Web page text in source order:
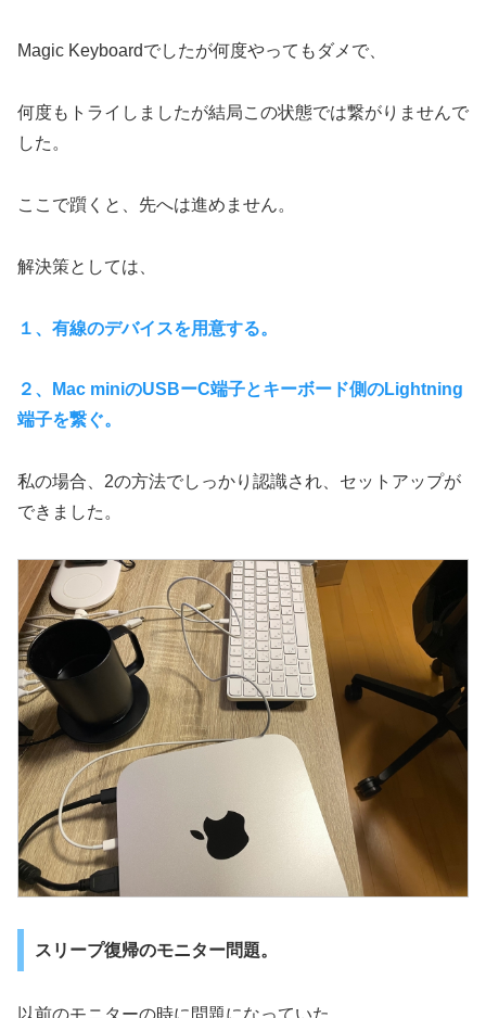
Magic Keyboardでしたが何度やってもダメで、
何度もトライしましたが結局この状態では繋がりませんで
した。
ここで躓くと、先へは進めません。
解決策としては、
１、有線のデバイスを用意する。
２、Mac miniのUSBーC端子とキーボード側のLightning
端子を繋ぐ。
私の場合、2の方法でしっかり認識され、セットアップが
できました。
スリープ復帰のモニター問題。